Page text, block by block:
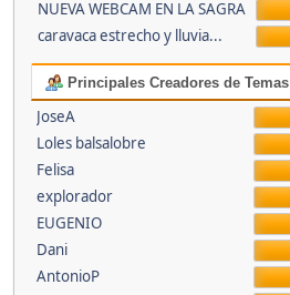
NUEVA WEBCAM EN LA SAGRA
caravaca estrecho y lluvia...
Principales Creadores de Temas
JoseA
Loles balsalobre
Felisa
explorador
EUGENIO
Dani
AntonioP